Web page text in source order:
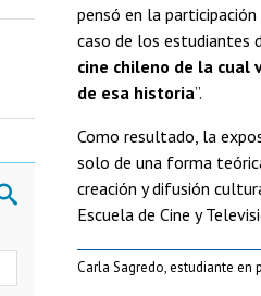
pensó en la
caso de los estudiantes
cine chileno de la cual
de esa historia”.
Como resultado, la
solo de una forma
creación y difusión
Escuela de Cine y
Carla Sagredo, estudiante en